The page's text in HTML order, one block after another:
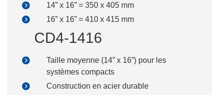
14” x 16” = 350 x 405 mm
16” x 16” = 410 x 415 mm
CD4-1416
Taille moyenne (14” x 16”) pour les
systèmes compacts
Construction en acier durable